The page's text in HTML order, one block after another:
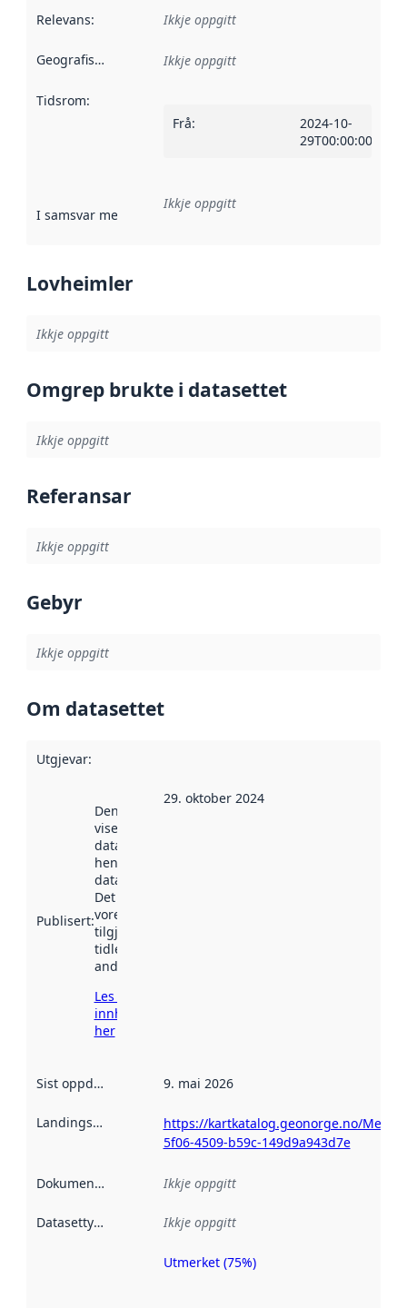
Relevans: Ikkje oppgitt
Geografisk område Ikkje oppgitt
Tidsrom:
Frå:
2024-10-
29T00:00:00Z
I samsvar med Referanse til ei implementeringsregel eller
Ikkje oppgitt
Lovheimler
Ikkje oppgitt
Omgrep brukte i datasettet
Ikkje oppgitt
Referansar
Ikkje oppgitt
Gebyr
Ikkje oppgitt
Om datasettet
Utgjevar:
Publisert:
Denne datoen
viser når
datasettet vart
henta inn av
data.norge.no.
Det kan ha
vore
tilgjengeleg
tidlegare
andre stader.
Les meir om
innhenting
her
29. oktober 2024
Sist oppdatert 9. mai 2026
Landingsside
https://kartkatalog.geonorge.no/
5f06-4509-b59c-149d9a943d7e
Dokumentasjon Ikkje oppgitt
Datasettype Ikkje oppgitt
Metadatakvalitet
Utmerket (75%)